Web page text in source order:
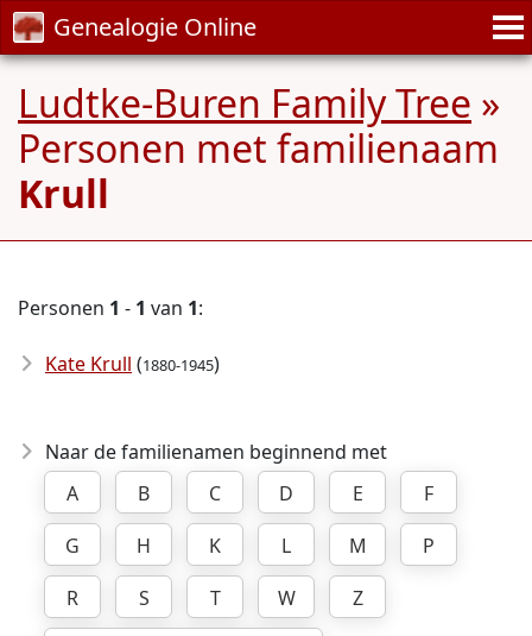
Genealogie Online
Ludtke-Buren Family Tree »
Personen met familienaam
Krull
Personen 1 - 1 van 1:
Kate Krull (1880-1945)
Naar de familienamen beginnend met
A
B C D E
F
G
H K L M
P
R
S T W
Z